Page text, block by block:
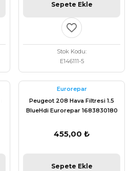
Sepete Ekle
Stok Kodu
E146111-5
Eurorepar
Peugeot 208 Hava Filtresi 1.5
BlueHdi Eurorepar 1683830180
455,00 ₺
Sepete Ekle